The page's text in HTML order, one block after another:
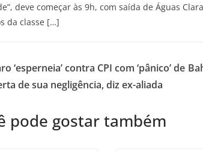
deve começar às 9h, com saída de Águas
da classe […]
‘esperneia’ contra CPI com ‘pânico’ de
de sua negligência, diz ex-aliada
pode gostar também